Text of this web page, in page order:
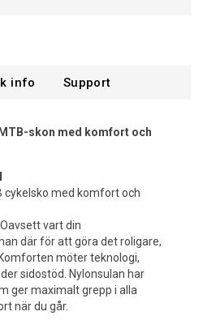
Support
skon med komfort och
cykelsko med komfort och
vart din
där för att göra det roligare,
möter teknologi,
sidostöd. Nylonsulan har
ger maximalt grepp i alla
när du går.